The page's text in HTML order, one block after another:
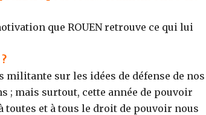
que ROUEN retrouve ce qui lui
sur les idées de défense de nos
mais surtout, cette année de pouvoir
et à tous le droit de pouvoir nous